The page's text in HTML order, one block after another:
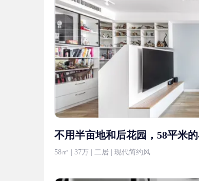
不用半亩地和后花园，58平米
58㎡ | 37万 | 二居 | 现代简约风